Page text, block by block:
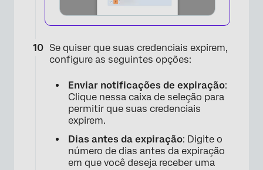
×
Se quiser que suas credenciais expirem,
configure as seguintes opções:
Enviar notificações de expiração:
Clique nessa caixa de seleção para
permitir que suas credenciais
expirem.
Dias antes da expiração: Digite o
número de dias antes da expiração
em que você deseja receber uma